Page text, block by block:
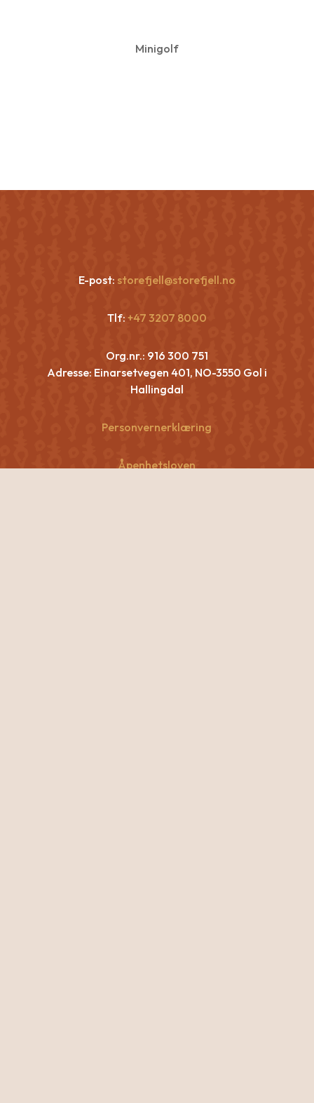
Minigolf
E-post: storefjell@storefjell.no
Tlf: +47 3207 8000
Org.nr.: 916 300 751
Adresse: Einarsetvegen 401, NO-3550 Gol i
Hallingdal
Personvernerklæring
Åpenhetsloven